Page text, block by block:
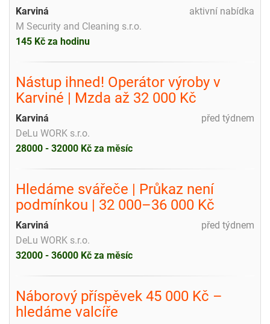
aktivní nabídka
Karviná
M Security and Cleaning s.r.o.
145 Kč za hodinu
Nástup ihned! Operátor výroby v
Karviné | Mzda až 32 000 Kč
před týdnem
Karviná
DeLu WORK s.r.o.
28000 - 32000 Kč za měsíc
Hledáme svářeče | Průkaz není
podmínkou | 32 000–36 000 Kč
před týdnem
Karviná
DeLu WORK s.r.o.
32000 - 36000 Kč za měsíc
Náborový příspěvek 45 000 Kč –
hledáme valcíře